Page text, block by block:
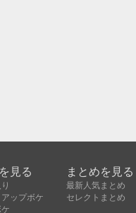
見る
ップボケ
まとめを見る
最新人気まとめ
セレクトまとめ